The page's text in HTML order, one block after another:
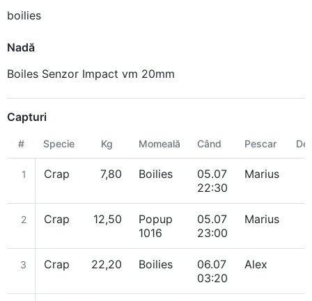
boilies
Nadă
Boiles Senzor Impact vm 20mm
Capturi
# Specie Kg Momeală Când Pescar
1 Crap 7,80 Boilies
05.07
22:30
Marius
2 Crap 12,50
Popup
1016
05.07
23:00
Marius
3 Crap 22,20 Boilies
06.07
03:20
Alex